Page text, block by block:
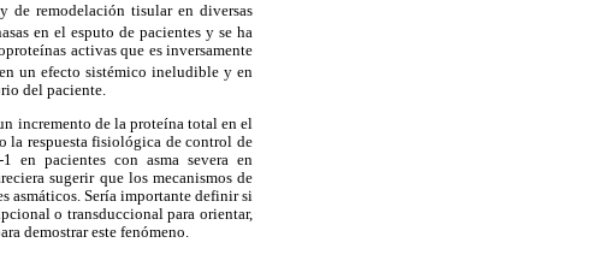
de remodelación tisular en diversas
en el esputo de pacientes y se ha
activas que es inversamente
un efecto sistémico ineludible y en
del paciente.
incremento de la proteína total en el
la respuesta fisiológica de control de
en pacientes con asma severa en
sugerir que los mecanismos de
asmáticos. Sería importante definir si
o transduccional para orientar,
demostrar este fenómeno.